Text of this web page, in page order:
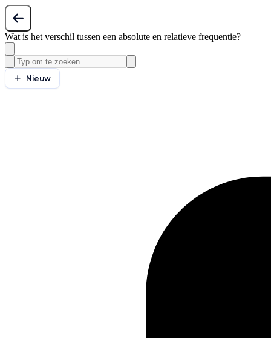
Wat is het verschil tussen een absolute en relatieve frequentie?
Nieuw